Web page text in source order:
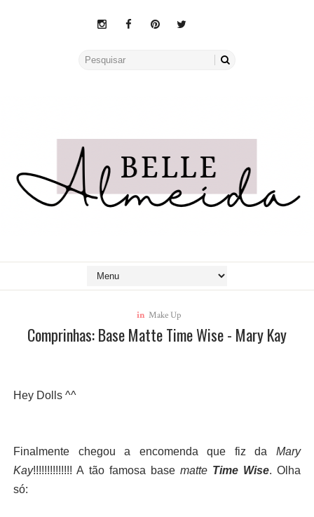
in Make Up
Comprinhas: Base Matte Time Wise - Mary Kay
Hey Dolls ^^
Finalmente chegou a encomenda que fiz daMary
Kay!!!!!!!!!!!!!! A tão famosa basematte Time Wise. Olha
só: